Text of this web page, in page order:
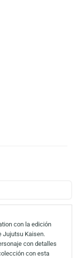
con la edición
Jujutsu Kaisen.
con detalles
con esta